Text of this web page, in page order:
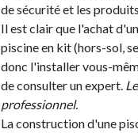
de sécurité et les
Il est clair que l'achat
piscine en kit (hors-sol,
donc l'installer vous-
de consulter un expert.
professionnel.
La construction d'une